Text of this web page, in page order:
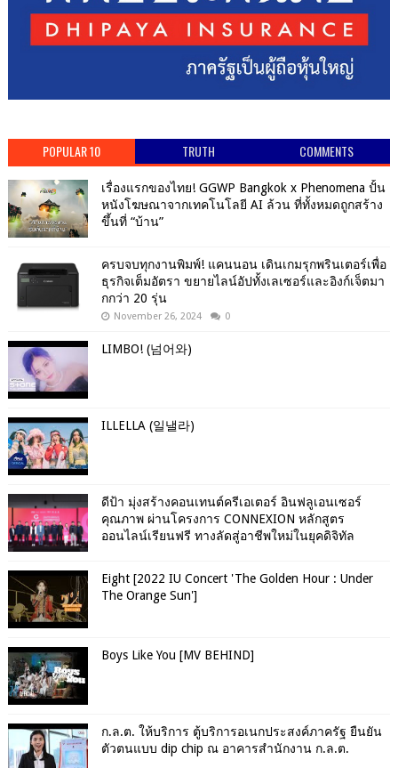
POPULAR 10 TRUTH COMMENTS
เรื่องแรกของไทย! GGWP Bangkok x Phenomena ปั้น
หนังโฆษณาจากเทคโนโลยี AI ล้วน ที่ทั้งหมดถูกสร้าง
ขึ้นที่ “บ้าน”
ครบจบทุกงานพิมพ์! แคนนอน เดินเกมรุกพรินเตอร์เพื่อ
ธุรกิจเต็มอัตรา ขยายไลน์อัปทั้งเลเซอร์และอิงก์เจ็ตมา
กกว่า 20 รุ่น
November 26, 2024 0
LIMBO! (넘어와)
ILLELLA (일낼라)
ดีป้า มุ่งสร้างคอนเทนต์ครีเอเตอร์ อินฟลูเอนเซอร์
คุณภาพ ผ่านโครงการ CONNEXION หลักสูตร
ออนไลน์เรียนฟรี ทางลัดสู่อาชีพใหม่ในยุคดิจิทัล
Eight [2022 IU Concert 'The Golden Hour : Under
The Orange Sun']
Boys Like You [MV BEHIND]
ก.ล.ต. ให้บริการ ตู้บริการอเนกประสงค์ภาครัฐ ยืนยัน
ตัวตนแบบ dip chip ณ อาคารสำนักงาน ก.ล.ต.